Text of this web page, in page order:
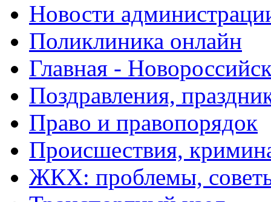
Новости
Поликлиника онлайн
Главная -
Поздравления,
Право и правопорядок
Происшествия,
ЖКХ: проблемы,